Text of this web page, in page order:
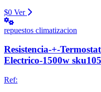
$0 Ver
repuestos climatizacion
Resistencia-+-
Electrico-1500w
Ref: